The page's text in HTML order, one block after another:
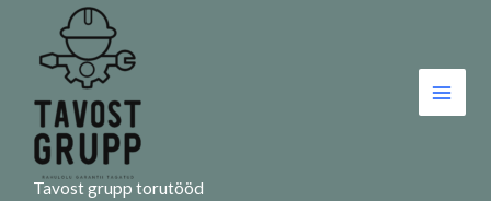
content
Tavost grupp torutööd